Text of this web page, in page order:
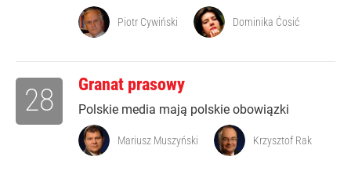
Piotr Cywiński Dominika Ćosić
Granat prasowy
Polskie media mają polskie obowiązki
28
Mariusz Muszyński Krzysztof Rak